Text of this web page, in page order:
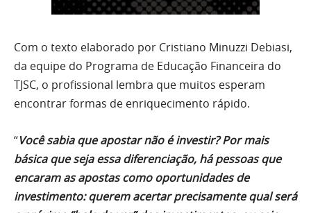
Com o texto elaborado por Cristiano Minuzzi Debiasi,
da equipe do Programa de Educação Financeira do
TJSC, o profissional lembra que muitos esperam
encontrar formas de enriquecimento rápido.
“Você sabia que apostar não é investir? Por mais
básica que seja essa diferenciação, há pessoas que
encaram as apostas como oportunidades de
investimento: querem acertar precisamente qual será